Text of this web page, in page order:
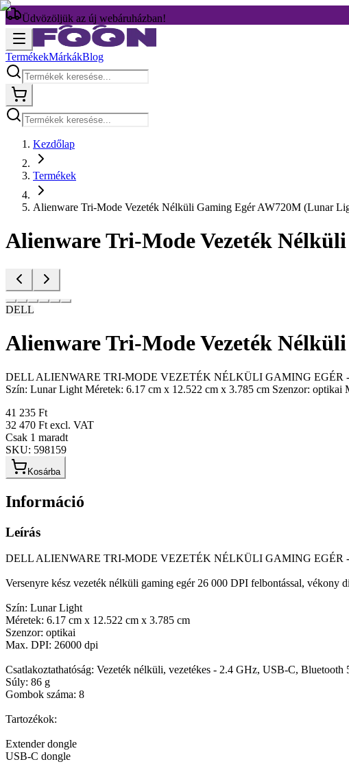
Üdvözöljük az új webáruházban!
TermékekMárkákBlog
Kezdőlap
Termékek
Alienware Tri-Mode Vezeték Nélküli Gaming Egér AW720M (Lunar
Alienware Tri-Mode Vezeték
DELL
Alienware Tri-Mode Vezeték
DELL ALIENWARE TRI-MODE VEZETÉK NÉLKÜLI GAMING EGÉR -
Szín: Lunar Light Méretek: 6.17 cm x 12.522 cm x 3.785 cm Szenzor: optikai
41 235 Ft
32 470 Ft excl. VAT
Csak 1 maradt
SKU: 598159
Kosárba
Információ
Leírás
DELL ALIENWARE TRI-MODE VEZETÉK NÉLKÜLI GAMING EGÉR
Versenyre kész vezeték nélküli gaming egér 26 000 DPI felbontással, vékony
Szín: Lunar Light
Méretek: 6.17 cm x 12.522 cm x 3.785 cm
Szenzor: optikai
Max. DPI: 26000 dpi
Csatlakoztathatóság: Vezeték nélküli, vezetékes - 2.4 GHz, USB-C, Bluetooth
Súly: 86 g
Gombok száma: 8
Tartozékok:
Extender dongle
USB-C dongle